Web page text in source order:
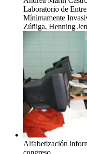
Laboratorio de
Mínimamente
Zúñiga, Henning
Alfabetización
congreso